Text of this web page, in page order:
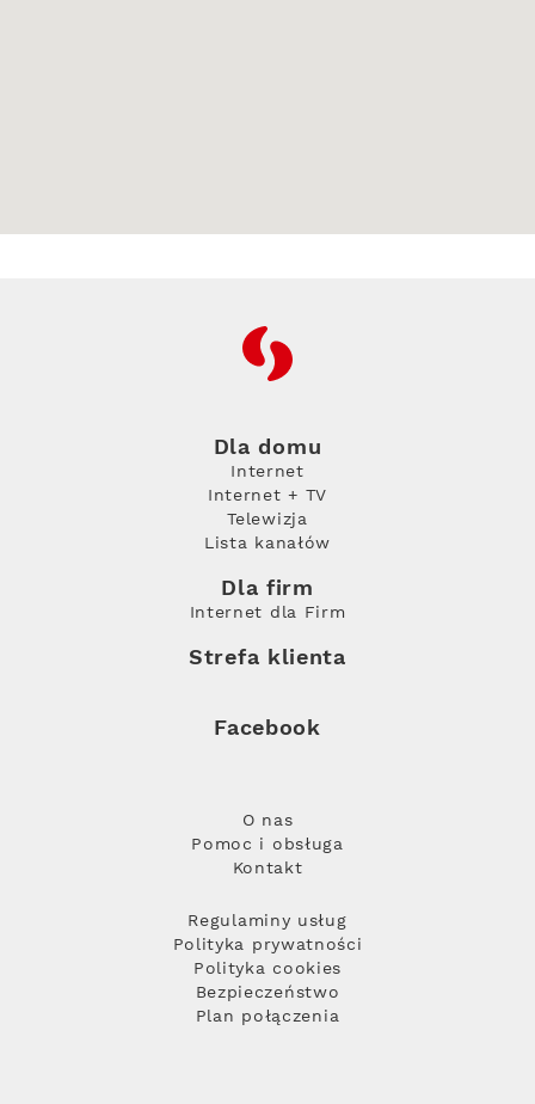
RFC
Dla domu
Internet
Internet + TV
Telewizja
Lista kanałów
Dla firm
Internet dla Firm
Strefa klienta
Facebook
O nas
Pomoc i obsługa
Kontakt
Regulaminy usług
Polityka prywatności
Polityka cookies
Bezpieczeństwo
Plan połączenia